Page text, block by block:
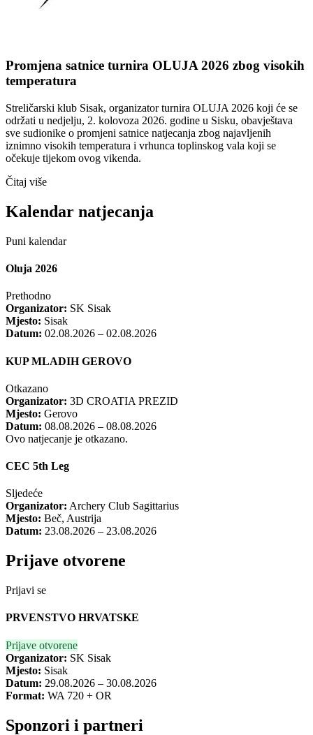
Promjena satnice turnira OLUJA 2026 zbog visokih
temperatura
Streličarski klub Sisak, organizator turnira OLUJA 2026 koji će se
održati u nedjelju, 2. kolovoza 2026. godine u Sisku, obavještava
sve sudionike o promjeni satnice natjecanja zbog najavljenih
iznimno visokih temperatura i vrhunca toplinskog vala koji se
očekuje tijekom ovog vikenda.
Čitaj više
Kalendar natjecanja
Puni kalendar
Oluja 2026
Prethodno
Organizator: SK Sisak
Mjesto: Sisak
Datum: 02.08.2026 – 02.08.2026
KUP MLADIH GEROVO
Otkazano
Organizator: 3D CROATIA PREZID
Mjesto: Gerovo
Datum: 08.08.2026 – 08.08.2026
Ovo natjecanje je otkazano.
CEC 5th Leg
Sljedeće
Organizator: Archery Club Sagittarius
Mjesto: Beč, Austrija
Datum: 23.08.2026 – 23.08.2026
Prijave otvorene
Prijavi se
PRVENSTVO HRVATSKE
Prijave otvorene
Organizator: SK Sisak
Mjesto: Sisak
Datum: 29.08.2026 – 30.08.2026
Format: WA 720 + OR
Sponzori i partneri